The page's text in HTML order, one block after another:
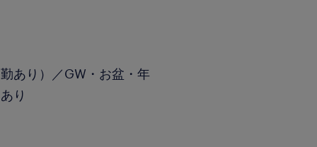
あり）／GW・お盆・年
り